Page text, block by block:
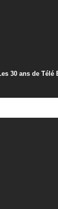
30 ans de Télé